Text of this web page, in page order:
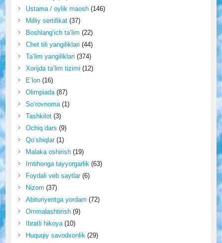
Ustama / oylik maosh(146)
Milliy sertifikat(37)
Boshlang‘ich ta’lim (22)
Chet tili yangiliklari (44)
Ta’lim yangiliklari (374)
Xorijda ta’lim tizimi (12)
E’lon(16)
Olimpiada(87)
So‘rovnoma(1)
Tashkilot(3)
Ochiq dars (9)
Qo‘shiqlar(1)
Malaka oshirish(19)
Imtihonga tayyorgarlik(63)
Foydali veb saytlar(6)
Nizom (37)
Abituriyentga yordam (72)
Ommalashtirish(9)
Ibratli hikoya(10)
Huquqiy savodxonlik(29)